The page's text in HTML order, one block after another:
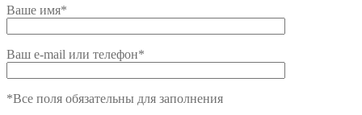
Ваше имя*
Ваш e-mail или телефон*
*Все поля обязательны для заполнения